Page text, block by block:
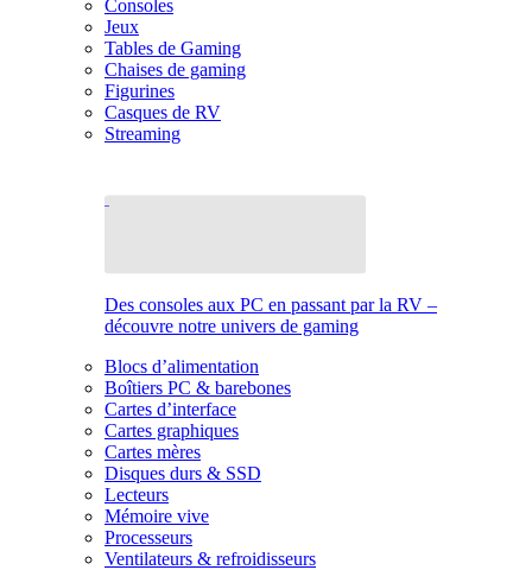
Consoles
Jeux
Tables de Gaming
Chaises de gaming
Figurines
Casques de RV
Streaming
Des consoles aux PC en passant par la RV –
découvre notre univers de gaming
Blocs d’alimentation
Boîtiers PC & barebones
Cartes d’interface
Cartes graphiques
Cartes mères
Disques durs & SSD
Lecteurs
Mémoire vive
Processeurs
Ventilateurs & refroidisseurs